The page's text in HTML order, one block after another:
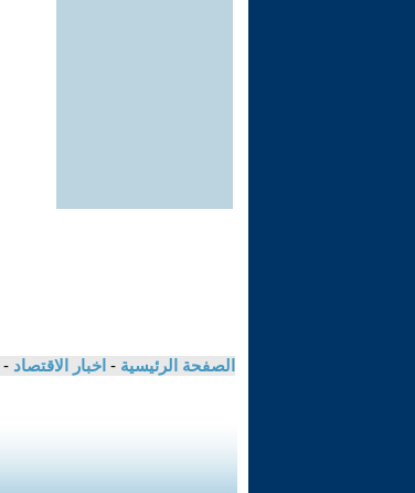
الصفحة الرئيسية - اخبار الاقتصاد -